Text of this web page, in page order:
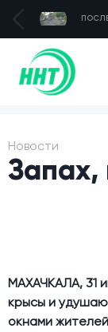
Новости
Запах,
МАХАЧКАЛА, 31
крысы и
окнами